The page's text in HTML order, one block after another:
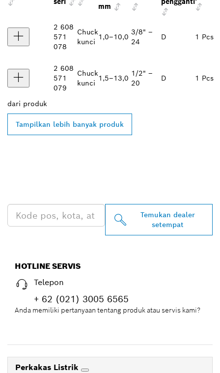
mm
2 608
571
078
Chuck
kunci
1,0–10,0
3/8" –
24
D 1 Pcs
2 608
571
079
Chuck
kunci
1,5–13,0
1/2" –
20
D 1 Pcs
dari produk
Tampilkan lebih banyak produk
Temukan dealer
setempat
HOTLINE SERVIS
Telepon
+ 62 (021) 3005 6565
Anda memiliki pertanyaan tentang produk atau servis kami?
Perkakas Listrik